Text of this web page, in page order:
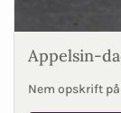
Appelsin-
Nem opskrift